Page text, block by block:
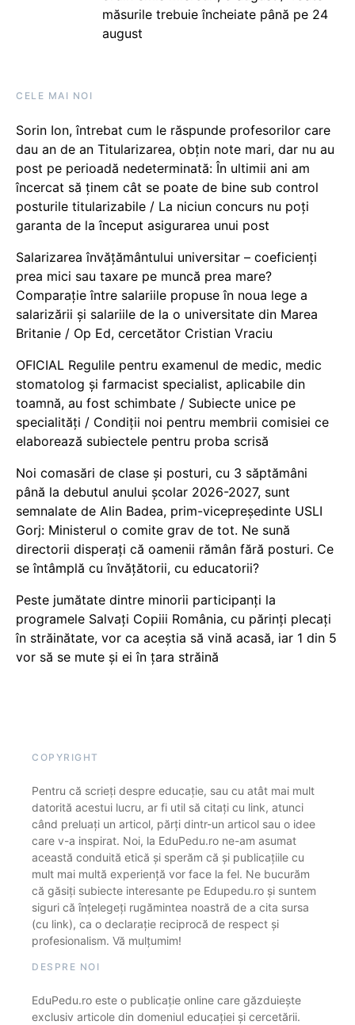
măsurile trebuie încheiate până pe 24
august
CELE MAI NOI
Sorin Ion, întrebat cum le răspunde profesorilor care
dau an de an Titularizarea, obțin note mari, dar nu au
post pe perioadă nedeterminată: În ultimii ani am
încercat să ținem cât se poate de bine sub control
posturile titularizabile / La niciun concurs nu poți
garanta de la început asigurarea unui post
Salarizarea învățământului universitar – coeficienți
prea mici sau taxare pe muncă prea mare?
Comparație între salariile propuse în noua lege a
salarizării și salariile de la o universitate din Marea
Britanie / Op Ed, cercetător Cristian Vraciu
OFICIAL Regulile pentru examenul de medic, medic
stomatolog și farmacist specialist, aplicabile din
toamnă, au fost schimbate / Subiecte unice pe
specialități / Condiții noi pentru membrii comisiei ce
elaborează subiectele pentru proba scrisă
Noi comasări de clase și posturi, cu 3 săptămâni
până la debutul anului școlar 2026-2027, sunt
semnalate de Alin Badea, prim-vicepreședinte USLI
Gorj: Ministerul o comite grav de tot. Ne sună
directorii disperați că oamenii rămân fără posturi. Ce
se întâmplă cu învățătorii, cu educatorii?
Peste jumătate dintre minorii participanți la
programele Salvați Copiii România, cu părinți plecați
în străinătate, vor ca aceștia să vină acasă, iar 1 din 5
vor să se mute și ei în țara străină
COPYRIGHT
Pentru că scrieți despre educație, sau cu atât mai mult
datorită acestui lucru, ar fi util să citați cu link, atunci
când preluați un articol, părți dintr-un articol sau o idee
care v-a inspirat. Noi, la EduPedu.ro ne-am asumat
această conduită etică și sperăm că și publicațiile cu
mult mai multă experiență vor face la fel. Ne bucurăm
că găsiți subiecte interesante pe Edupedu.ro și suntem
siguri că înțelegeți rugămintea noastră de a cita sursa
(cu link), ca o declarație reciprocă de respect și
profesionalism. Vă mulțumim!
DESPRE NOI
EduPedu.ro este o publicație online care găzduiește
exclusiv articole din domeniul educației și cercetării.